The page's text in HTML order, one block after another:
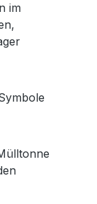
im